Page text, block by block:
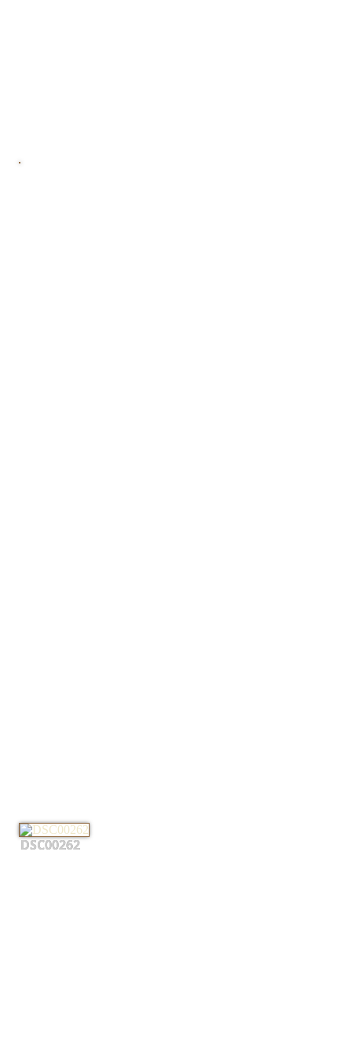
DSC00262